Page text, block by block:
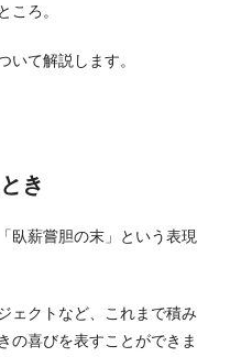
ころ。
いて解説します。
き
臥薪嘗胆の末」という表現
ェクトなど、これまで積み
の喜びを表すことができま